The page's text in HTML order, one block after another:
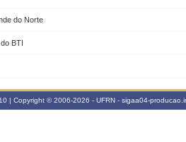
do Norte
BTI
| Copyright © 2006-2026 - UFRN - sigaa04-